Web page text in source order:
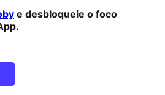
e desbloqueie o foco